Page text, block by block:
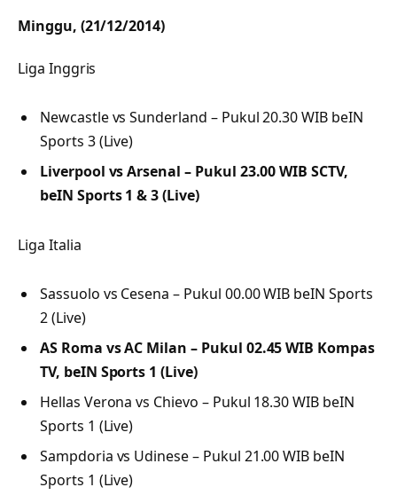
Minggu, (21/12/2014)
Liga Inggris
Newcastle vs Sunderland – Pukul 20.30 WIB beIN
Sports 3 (Live)
Liverpool vs Arsenal – Pukul 23.00 WIB SCTV,
beIN Sports 1 & 3 (Live)
Liga Italia
Sassuolo vs Cesena – Pukul 00.00 WIB beIN Sports
2 (Live)
AS Roma vs AC Milan – Pukul 02.45 WIB Kompas
TV, beIN Sports 1 (Live)
Hellas Verona vs Chievo – Pukul 18.30 WIB beIN
Sports 1 (Live)
Sampdoria vs Udinese – Pukul 21.00 WIB beIN
Sports 1 (Live)